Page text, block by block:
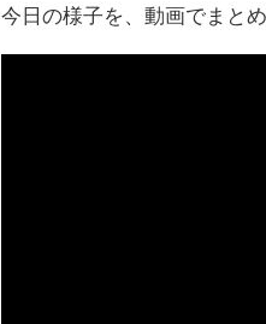
今日の様子を、動画でまと